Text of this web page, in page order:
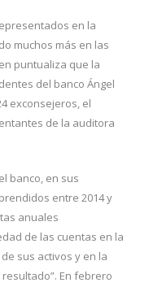
en la
muchos más en las
puntualiza que la
del banco Ángel
exconsejeros, el
de la auditora
banco, en sus
entre 2014 y
anuales
de las cuentas en la
sus activos y en la
En febrero